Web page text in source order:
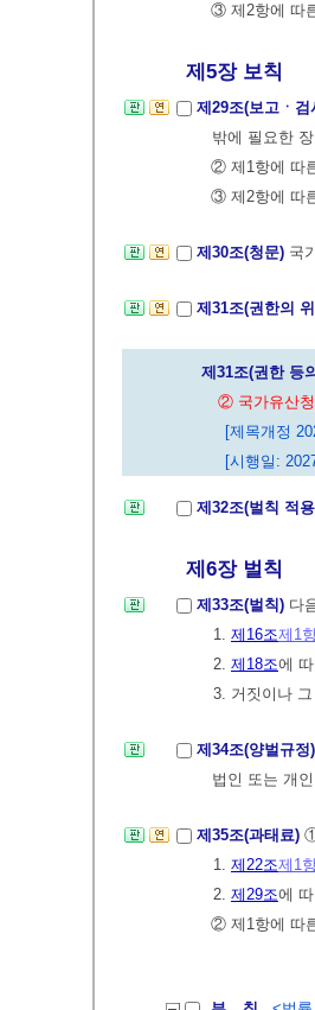
③ 제2항에 따
제5장 보칙
제29조(보고ㆍ
밖에 필요한
② 제1항에 따
③ 제2항에 따
제30조(청문) 국
제31조(권한의
제31조(권한 등
② 국가유산청
[제목개정
[시행일:
제32조(벌칙 적
제6장 벌칙
제33조(벌칙) 다
1. 제16조제1
2. 제18조에
3. 거짓이나
제34조(양벌규
법인 또는 개
제35조(과태료)
1. 제22조제1
2. 제29조에
② 제1항에 따